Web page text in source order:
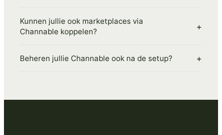
Kunnen jullie ook marketplaces via
Channable koppelen?
+
Beheren jullie Channable ook na de setup? +